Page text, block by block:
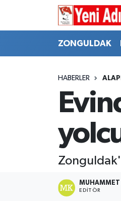
ZONGULDAK
HABERLER
MUHAMMET
EDITÖR
ZONGULDAK
SİYASET
ZONGULDAK
KARABÜK
SAĞLIK
Zonguldak Hava
Süper Lig Puan
Son Dakika Haberleri